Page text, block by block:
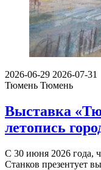
2026-06-29 2026-07-31
Тюмень Тюмень
Выставка
летопись
С 30 июня 2026 года,
Станков презентует